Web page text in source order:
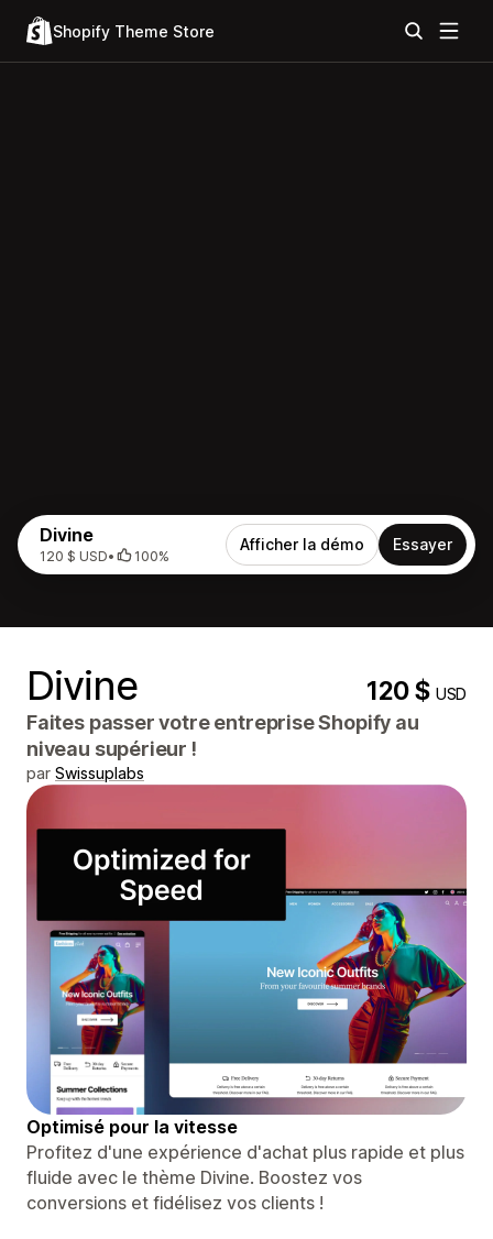
Shopify Theme Store
Divine
120 $ USD• 100%
Afficher la démo Essayer
Divine 120 $USD
Faites passer votre entreprise Shopify au
niveau supérieur !
par Swissuplabs
Optimisé pour la vitesse
Profitez d'une expérience d'achat plus rapide et plus
fluide avec le thème Divine. Boostez vos
conversions et fidélisez vos clients !